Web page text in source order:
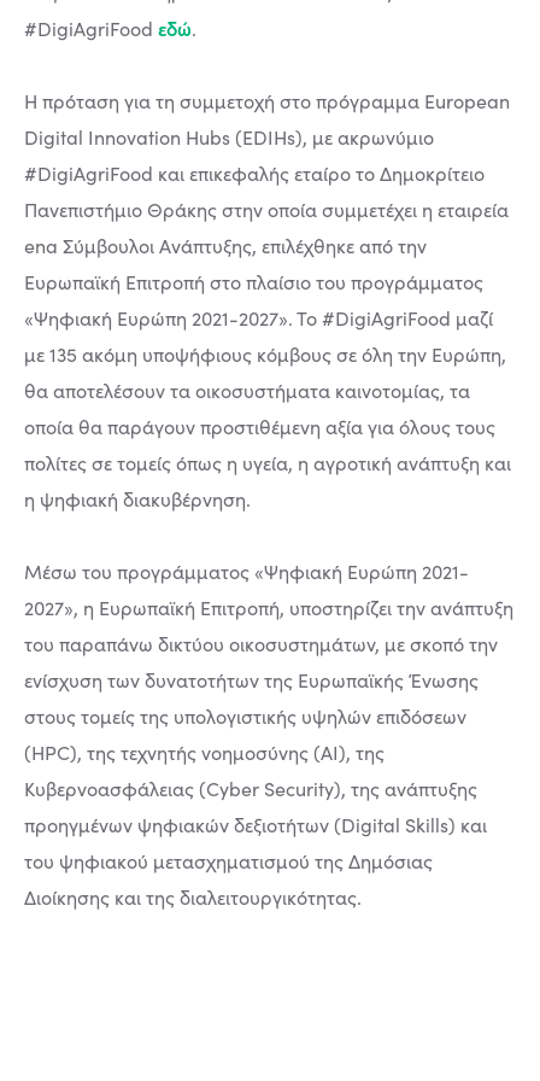
#DigiAgriFood εδώ.
H πρόταση για τη συμμετοχή στο πρόγραμμα European
Digital Innovation Hubs (EDIHs), με ακρωνύμιο
#DigiAgriFood και επικεφαλής εταίρο το Δημοκρίτειο
Πανεπιστήμιο Θράκης στην οποία συμμετέχει η εταιρεία
ena Σύμβουλοι Ανάπτυξης, επιλέχθηκε από την
Ευρωπαϊκή Επιτροπή στο πλαίσιο του προγράμματος
«Ψηφιακή Ευρώπη 2021-2027». Το #DigiAgriFood μαζί
με 135 ακόμη υποψήφιους κόμβους σε όλη την Ευρώπη,
θα αποτελέσουν τα οικοσυστήματα καινοτομίας, τα
οποία θα παράγουν προστιθέμενη αξία για όλους τους
πολίτες σε τομείς όπως η υγεία, η αγροτική ανάπτυξη και
η ψηφιακή διακυβέρνηση.
Μέσω του προγράμματος «Ψηφιακή Ευρώπη 2021-
2027», η Ευρωπαϊκή Επιτροπή, υποστηρίζει την ανάπτυξη
του παραπάνω δικτύου οικοσυστημάτων, με σκοπό την
ενίσχυση των δυνατοτήτων της Ευρωπαϊκής Ένωσης
στους τομείς της υπολογιστικής υψηλών επιδόσεων
(HPC), της τεχνητής νοημοσύνης (AI), της
Κυβερνοασφάλειας (Cyber Security), της ανάπτυξης
προηγμένων ψηφιακών δεξιοτήτων (Digital Skills) και
του ψηφιακού μετασχηματισμού της Δημόσιας
Διοίκησης και της διαλειτουργικότητας.